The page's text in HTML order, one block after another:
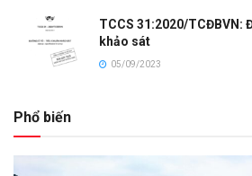
TCCS 31:2020/TCĐBVN:
khảo sát
05/09/2023
Phổ biến